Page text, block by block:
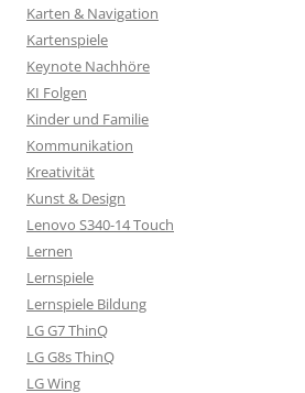
Karten & Navigation
Kartenspiele
Keynote Nachhöre
KI Folgen
Kinder und Familie
Kommunikation
Kreativität
Kunst & Design
Lenovo S340-14 Touch
Lernen
Lernspiele
Lernspiele Bildung
LG G7 ThinQ
LG G8s ThinQ
LG Wing